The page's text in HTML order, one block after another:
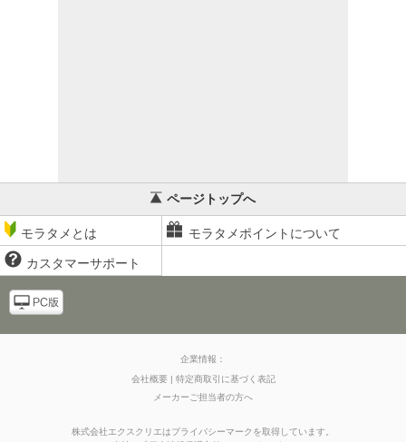
ページトップへ
モラタメとは モラタメポイントについて
カスタマーサポート
企業情報：
会社概要
特定商取引に基づく表記
メーカーご担当者の方へ
株式会社エクスクリエはプライバシーマークを取得しています。